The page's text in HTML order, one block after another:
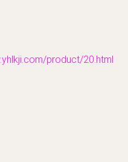
product/20.html